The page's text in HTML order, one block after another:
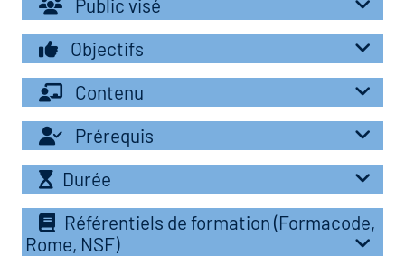
les métiers
clés métiers et
lieu d'information ou
des métiers en
de l'Economie
Solidaire (ESS)
du secteur sanitaire
Public visé
Objectifs
Contenu
Prérequis
Durée
Référentiels de formation (Formacode,
Rome, NSF)